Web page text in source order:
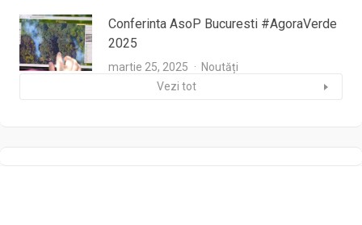
Conferinta AsoP Bucuresti #AgoraVerde
2025
martie 25, 2025
Noutăți
Vezi tot